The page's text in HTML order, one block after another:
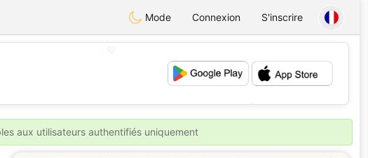
Mode Connexion S'inscrire
aux utilisateurs authentifiés uniquement